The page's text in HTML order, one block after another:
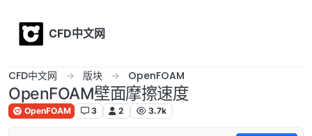
CFD中文网
CFD中文网 版块 OpenFOAM
OpenFOAM壁面摩擦速度
OpenFOAM 3 2 3.7k